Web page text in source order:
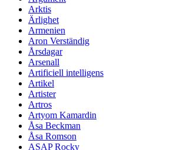
Arktis
Ärlighet
Armenien
Aron Verständig
Årsdagar
Arsenall
Artificiell intelligens
Artikel
Artister
Artros
Artyom Kamardin
Åsa Beckman
Åsa Romson
ASAP Rocky